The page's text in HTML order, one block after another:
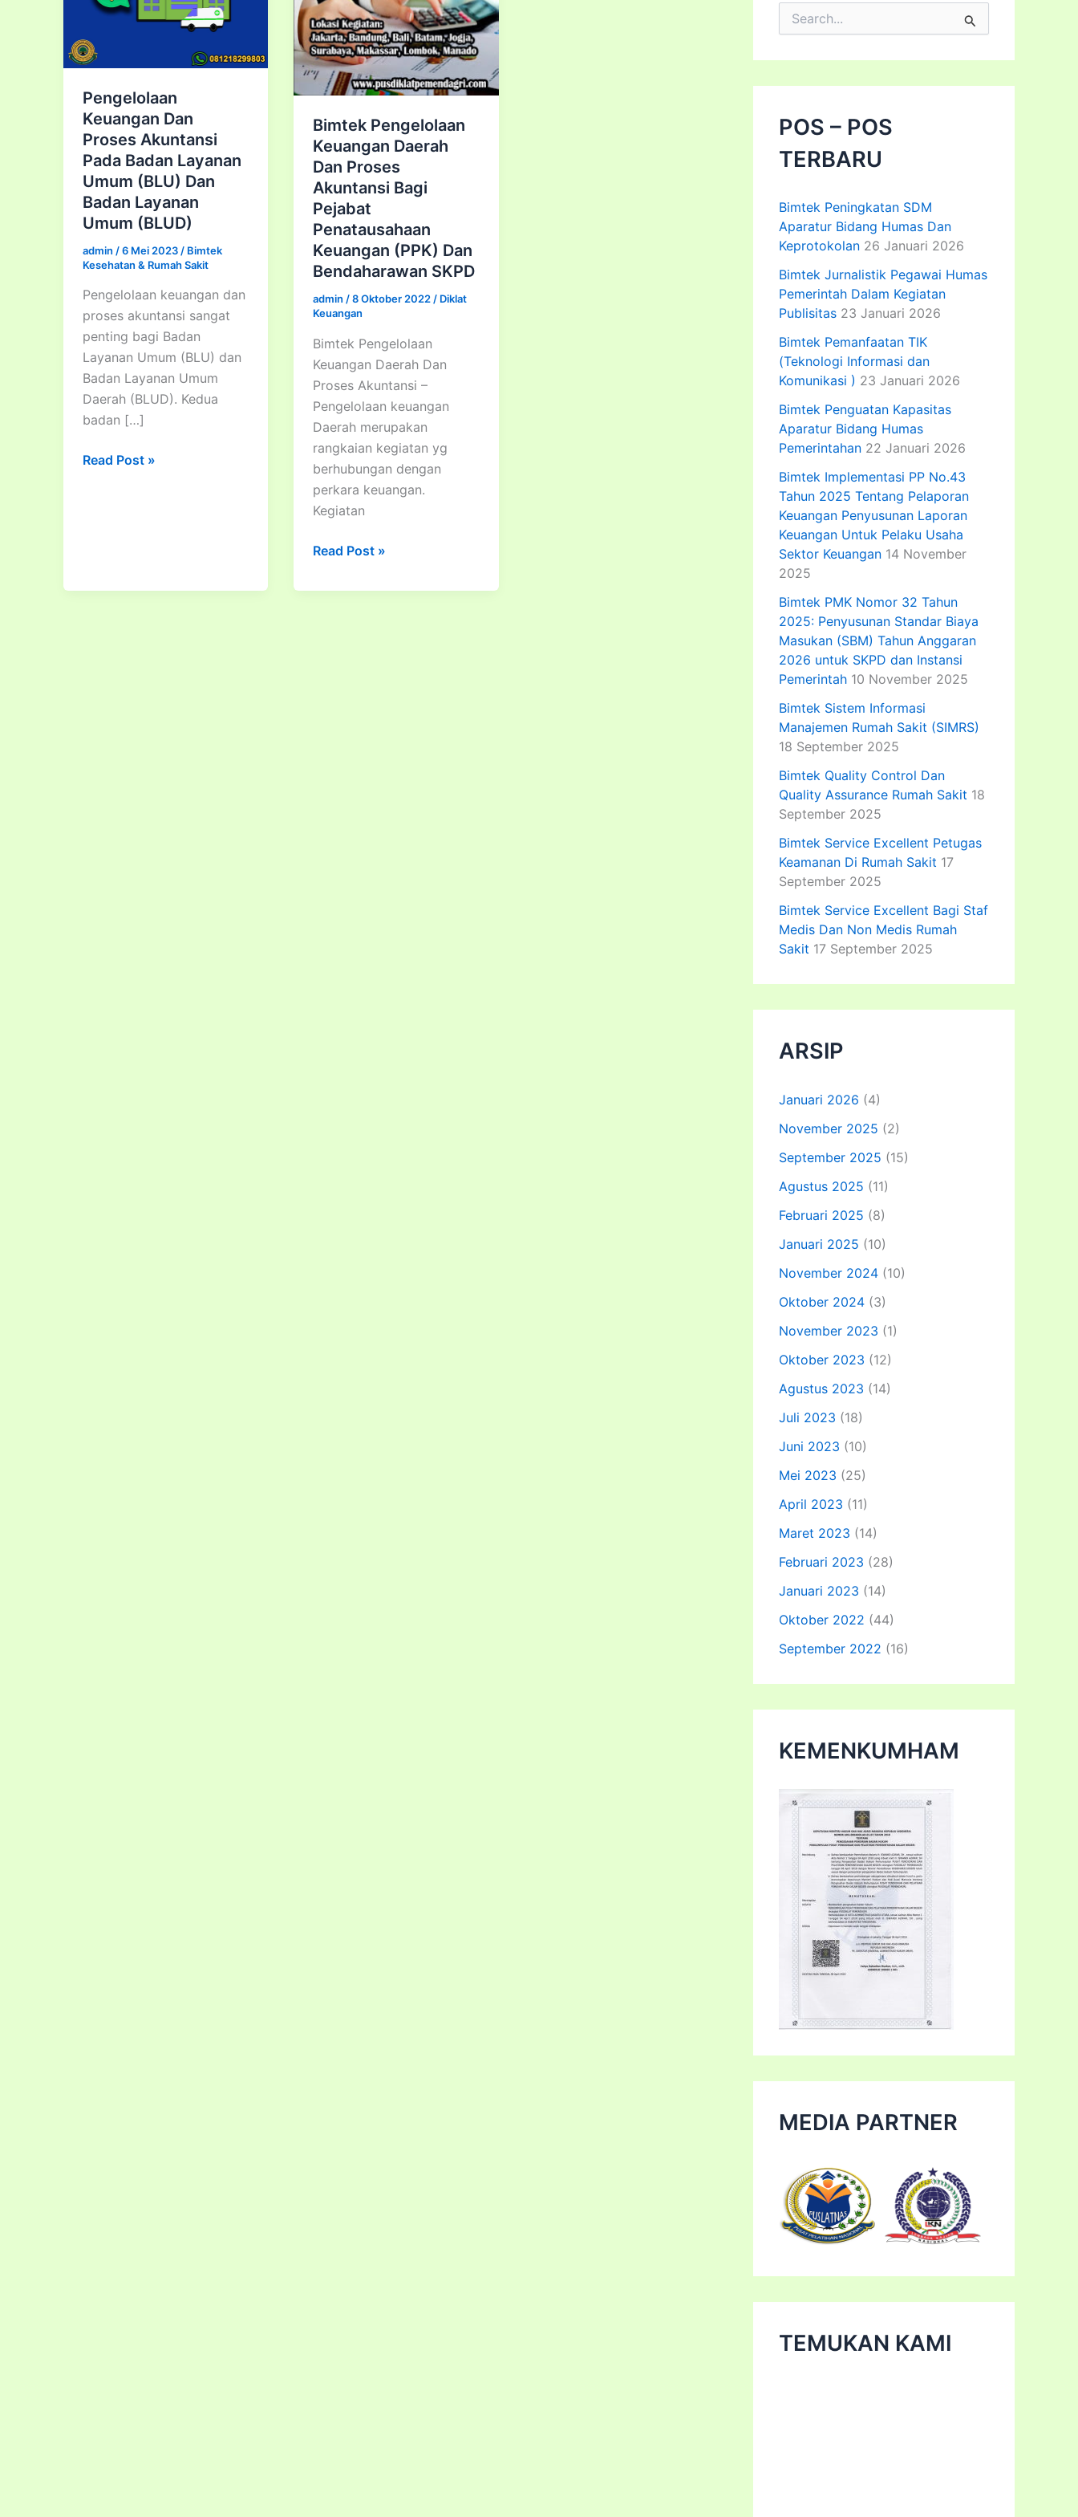
Pengelolaan
Keuangan Dan
Proses Akuntansi
Pada Badan Layanan
Umum (BLU) Dan
Badan Layanan
Umum (BLUD)
admin /6 Mei 2023 / Bimtek
Kesehatan & Rumah Sakit
Pengelolaan keuangan dan
proses akuntansi sangat
penting bagi Badan
Layanan Umum (BLU) dan
Badan Layanan Umum
Daerah (BLUD). Kedua
badan […]
Pengelolaan
Read Post »
Bimtek Pengelolaan
Keuangan Daerah
Dan Proses
Akuntansi Bagi
Pejabat
Penatausahaan
Keuangan (PPK) Dan
Bendaharawan SKPD
admin /8 Oktober 2022 / Diklat
Keuangan
Bimtek Pengelolaan
Keuangan Daerah Dan
Proses Akuntansi –
Pengelolaan keuangan
Daerah merupakan
rangkaian kegiatan yg
berhubungan dengan
perkara keuangan.
Kegiatan
Bimtek
Keuangan
Read Post »
i
n
u
k
:
POS – POS
TERBARU
Bimtek Peningkatan SDM
Aparatur Bidang Humas Dan
Keprotokolan 26 Januari 2026
Bimtek Jurnalistik Pegawai Humas
Pemerintah Dalam Kegiatan
Publisitas 23 Januari 2026
Bimtek Pemanfaatan TIK
(Teknologi Informasi dan
Komunikasi ) 23 Januari 2026
Bimtek Penguatan Kapasitas
Aparatur Bidang Humas
Pemerintahan 22 Januari 2026
Bimtek Implementasi PP No.43
Tahun 2025 Tentang Pelaporan
Keuangan Penyusunan Laporan
Keuangan Untuk Pelaku Usaha
Sektor Keuangan 14 November
2025
Bimtek PMK Nomor 32 Tahun
2025: Penyusunan Standar Biaya
Masukan (SBM) Tahun Anggaran
2026 untuk SKPD dan Instansi
Pemerintah 10 November 2025
Bimtek Sistem Informasi
Manajemen Rumah Sakit (SIMRS)
18 September 2025
Bimtek Quality Control Dan
Quality Assurance Rumah Sakit 18
September 2025
Bimtek Service Excellent Petugas
Keamanan Di Rumah Sakit 17
September 2025
Bimtek Service Excellent Bagi Staf
Medis Dan Non Medis Rumah
Sakit 17 September 2025
ARSIP
Januari 2026 (4)
November 2025 (2)
September 2025 (15)
Agustus 2025 (11)
Februari 2025 (8)
Januari 2025 (10)
November 2024 (10)
Oktober 2024 (3)
November 2023 (1)
Oktober 2023 (12)
Agustus 2023 (14)
Juli 2023 (18)
Juni 2023 (10)
Mei 2023 (25)
April 2023 (11)
Maret 2023 (14)
Februari 2023 (28)
Januari 2023 (14)
Oktober 2022 (44)
September 2022 (16)
KEMENKUMHAM
MEDIA PARTNER
TEMUKAN KAMI